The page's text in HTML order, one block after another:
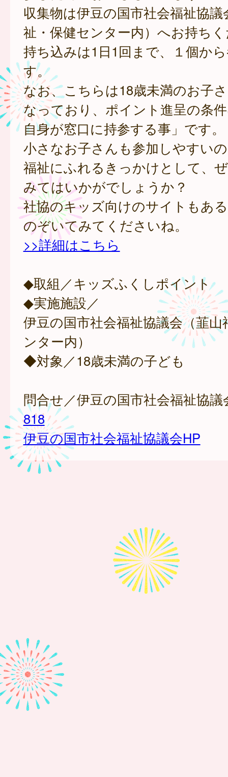
収集物は伊豆の国市社会福祉協議
祉・保健センター内）へお持ち
持ち込みは1日1回まで、１個か
す。
なお、こちらは18歳未満のお子
なっており、ポイント進呈の条
自身が窓口に持参する事」です。
小さなお子さんも参加しやすい
福祉にふれるきっかけとして、
みてはいかがでしょうか？
社協のキッズ向けのサイトもあ
のぞいてみてくださいね。
>>詳細はこちら
◆取組／キッズふくしポイント
◆実施施設／
伊豆の国市社会福祉協議会（韮山
ンター内）
◆対象／18歳未満の子ども
問合せ／伊豆の国市社会福祉協
818
伊豆の国市社会福祉協議会HP